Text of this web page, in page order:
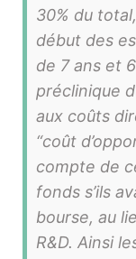
30% du
début des
de 7 ans et
préclinique
aux coûts
“coût
compte de
fonds s’ils
bourse, au
R&D. Ainsi